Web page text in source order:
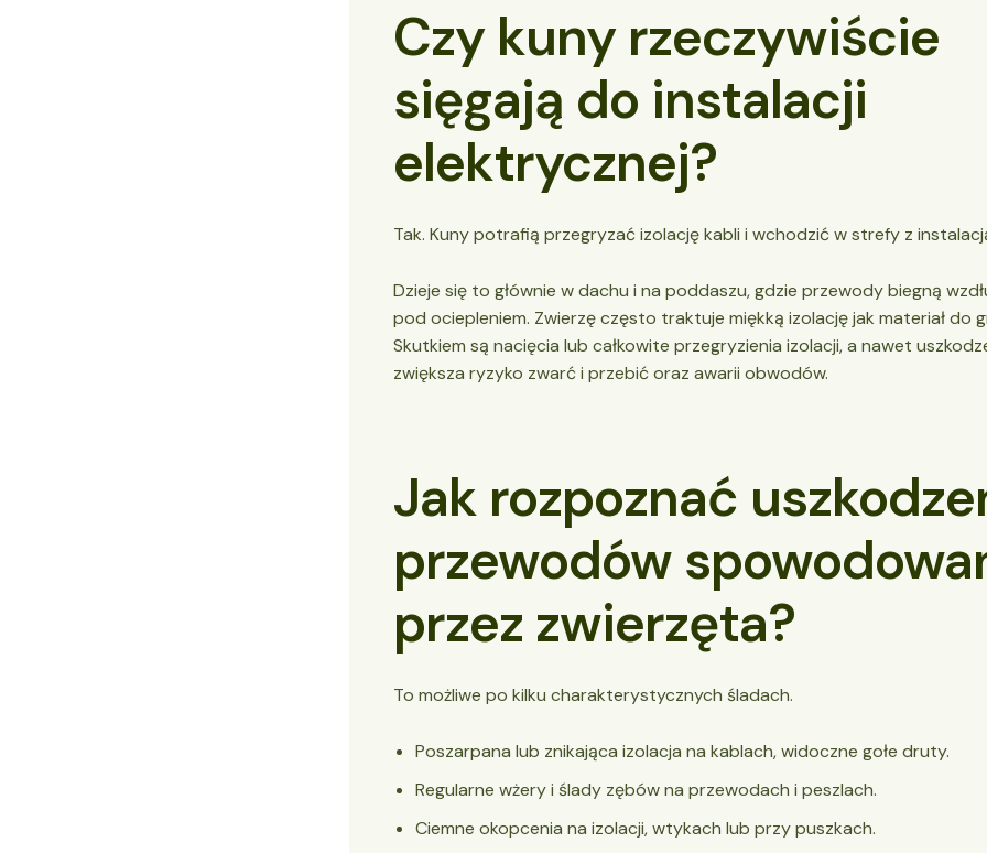
Czy kuny rzeczywiście
sięgają do instalacji
elektrycznej?
Tak. Kuny potrafią przegryzać izolację kabli i wchodzić w strefy z
Dzieje się to głównie w dachu i na poddaszu, gdzie przewody biegną
pod ociepleniem. Zwierzę często traktuje miękką izolację jak materiał do
Skutkiem są nacięcia lub całkowite przegryzienia izolacji, a nawet
zwiększa ryzyko zwarć i przebić oraz awarii obwodów.
Jak rozpoznać
przewodów
przez zwierzęta?
To możliwe po kilku charakterystycznych śladach.
Poszarpana lub znikająca izolacja na kablach, widoczne gołe druty.
Regularne wżery i ślady zębów na przewodach i peszlach.
Ciemne okopcenia na izolacji, wtykach lub przy puszkach.